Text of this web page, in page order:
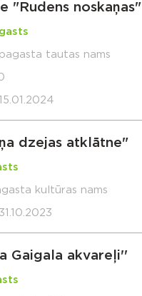
"Rudens noskaņas"
tautas nams
dzejas atklātne"
kultūras nams
Gaigala akvareļi''